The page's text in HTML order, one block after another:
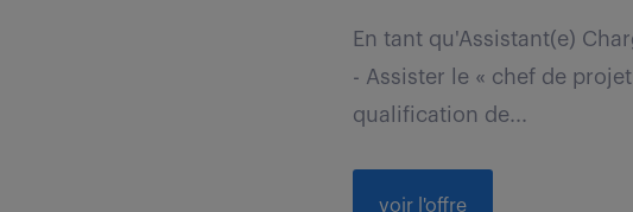
En tant qu'Assistant(e)
- Assister le « chef de
qualification de...
voir l'offre